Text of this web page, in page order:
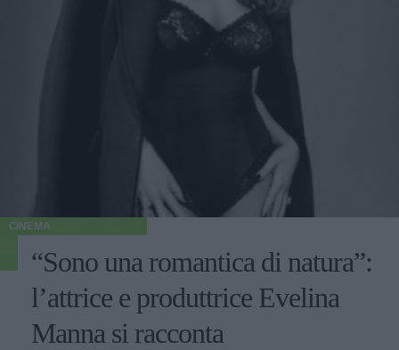
CINEMA
“Sono una romantica di natura”:
l’attrice e produttrice Evelina
Manna si racconta